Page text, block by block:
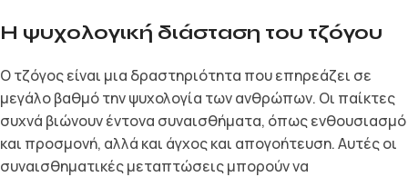
Η ψυχολογική διάσταση του τζόγου
Ο τζόγος είναι μια δραστηριότητα που επηρεάζει σε
μεγάλο βαθμό την ψυχολογία των ανθρώπων. Οι παίκτες
συχνά βιώνουν έντονα συναισθήματα, όπως ενθουσιασμό
και προσμονή, αλλά και άγχος και απογοήτευση. Αυτές οι
συναισθηματικές μεταπτώσεις μπορούν να